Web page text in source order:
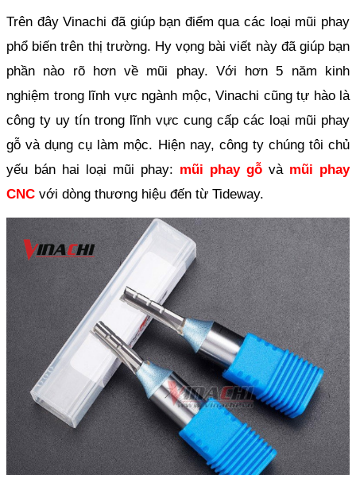
Trên đây Vinachi đã giúp bạn điểm qua các loại mũi phay
phổ biến trên thị trường. Hy vọng bài viết này đã giúp bạn
phần nào rõ hơn về mũi phay. Với hơn 5 năm kinh
nghiệm trong lĩnh vực ngành mộc, Vinachi cũng tự hào là
công ty uy tín trong lĩnh vực cung cấp các loại mũi phay
gỗ và dụng cụ làm mộc. Hiện nay, công ty chúng tôi chủ
yếu bán hai loại mũi phay: mũi phay gỗ và mũi phay
CNC với dòng thương hiệu đến từ Tideway.